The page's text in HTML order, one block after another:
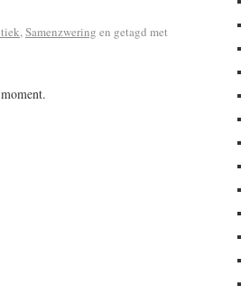
,Samenzwering en getagd met